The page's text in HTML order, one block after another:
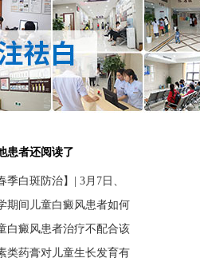
患者还阅读了
季白斑防治】| 3月7日、
期间儿童白癜风患者如何
白癜风患者治疗不配合该
类药膏对儿童生长发育有